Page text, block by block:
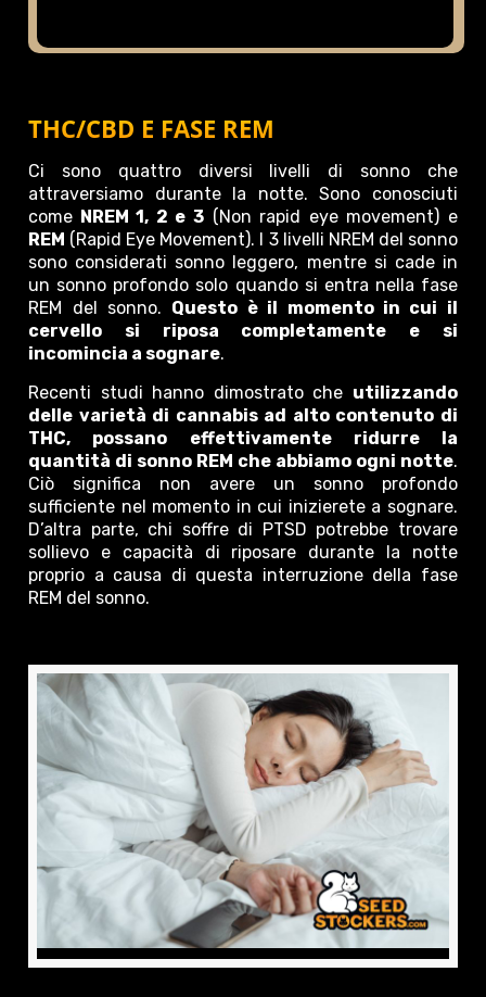
THC/CBD E FASE REM
Ci sono quattro diversi livelli di sonno che
attraversiamo durante la notte. Sono conosciuti
come NREM 1, 2 e 3 (Non rapid eye movement) e
REM (Rapid Eye Movement). I 3 livelli NREM del sonno
sono considerati sonno leggero, mentre si cade in
un sonno profondo solo quando si entra nella fase
REM del sonno. Questo è il momento in cui il
cervello si riposa completamente e si
incomincia a sognare.
Recenti studi hanno dimostrato che utilizzando
delle varietà di cannabis ad alto contenuto di
THC, possano effettivamente ridurre la
quantità di sonno REM che abbiamo ogni notte.
Ciò significa non avere un sonno profondo
sufficiente nel momento in cui inizierete a sognare.
D’altra parte, chi soffre di PTSD potrebbe trovare
sollievo e capacità di riposare durante la notte
proprio a causa di questa interruzione della fase
REM del sonno.